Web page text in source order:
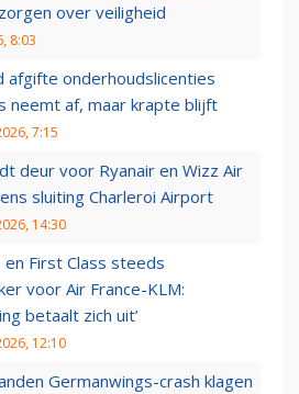
over veiligheid
8:03
afgifte onderhoudslicenties
neemt af, maar krapte blijft
7:15
deur voor Ryanair en Wizz Air
sluiting Charleroi Airport
14:30
en First Class steeds
voor Air France-KLM:
betaalt zich uit’
12:10
Germanwings-crash klagen